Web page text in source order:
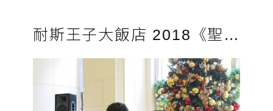
耐斯王子大飯店 2018《聖誕心願卡》認領活動 溫馨落幕